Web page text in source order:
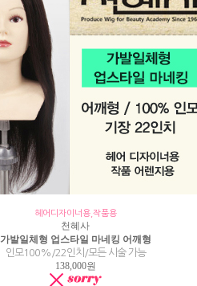
헤어디자이너용,작품용
천혜사
가발일체형 업스타일 마네킹 어깨형
인모100%/22인치/모든 시술 가능
138,000원